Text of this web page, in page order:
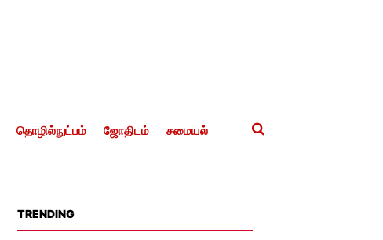
தொழில்நுட்பம் ஜோதிடம் சமையல்
TRENDING